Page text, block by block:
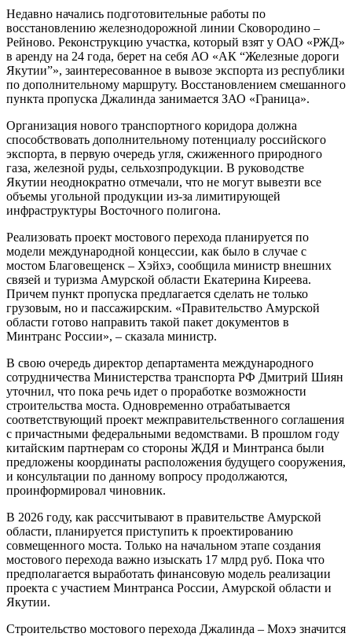
Недавно начались подготовительные работы по
восстановлению железнодорожной линии Сковородино –
Рейново. Реконструкцию участка, который взят у ОАО «РЖД»
в аренду на 24 года, берет на себя АО «АК “Железные дороги
Якутии”», заинтересованное в вывозе экспорта из республики
по дополнительному маршруту. Восстановлением смешанного
пункта пропуска Джалинда занимается ЗАО «Граница».
Организация нового транспортного коридора должна
способствовать дополнительному потенциалу российского
экспорта, в первую очередь угля, сжиженного природного
газа, железной руды, сельхозпродукции. В руководстве
Якутии неоднократно отмечали, что не могут вывезти все
объемы угольной продукции из-за лимитирующей
инфраструктуры Восточного полигона.
Реализовать проект мостового перехода планируется по
модели международной концессии, как было в случае с
мостом Благовещенск – Хэйхэ, сообщила министр внешних
связей и туризма Амурской области Екатерина Киреева.
Причем пункт пропуска предлагается сделать не только
грузовым, но и пассажирским. «Правительство Амурской
области готово направить такой пакет документов в
Минтранс России», – сказала министр.
В свою очередь директор департамента международного
сотрудничества Министерства транспорта РФ Дмитрий Шиян
уточнил, что пока речь идет о проработке возможности
строительства моста. Одновременно отрабатывается
соответствующий проект межправительственного соглашения
с причастными федеральными ведомствами. В прошлом году
китайским партнерам со стороны ЖДЯ и Минтранса были
предложены координаты расположения будущего сооружения,
и консультации по данному вопросу продолжаются,
проинформировал чиновник.
В 2026 году, как рассчитывают в правительстве Амурской
области, планируется приступить к проектированию
совмещенного моста. Только на начальном этапе создания
мостового перехода важно изыскать 17 млрд руб. Пока что
предполагается выработать финансовую модель реализации
проекта с участием Минтранса России, Амурской области и
Якутии.
Строительство мостового перехода Джалинда – Мохэ значится